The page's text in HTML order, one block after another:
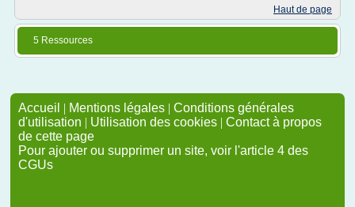
Haut de page
5 Ressources
Accueil | Mentions légales | Conditions générales
d'utilisation | Utilisation des cookies | Contact à propos
de cette page
Pour ajouter ou supprimer un site, voir l'article 4 des
CGUs